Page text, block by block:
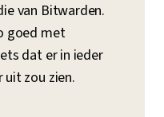
van Bitwarden.
goed met
dat er in ieder
uit zou zien.